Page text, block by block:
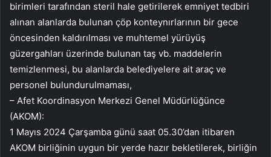
birimleri tarafından steril hale getirilerek emniyet tedbiri
alınan alanlarda bulunan çöp konteynırlarının bir gece
öncesinden kaldırılması ve muhtemel yürüyüş
güzergahları üzerinde bulunan taş vb. maddelerin
temizlenmesi, bu alanlarda belediyelere ait araç ve
personel bulundurulmaması,
– Afet Koordinasyon Merkezi Genel Müdürlüğünce
(AKOM):
1 Mayıs 2024 Çarşamba günü saat 05.30’dan itibaren
AKOM birliğinin uygun bir yerde hazır bekletilerek, birliğin